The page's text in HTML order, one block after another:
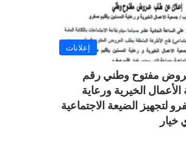
إعلانات
مفتوح وطني رقم
الأعمال الخيرية ورعاية
لتجهيز الضيعة الاجتماعية
خيار